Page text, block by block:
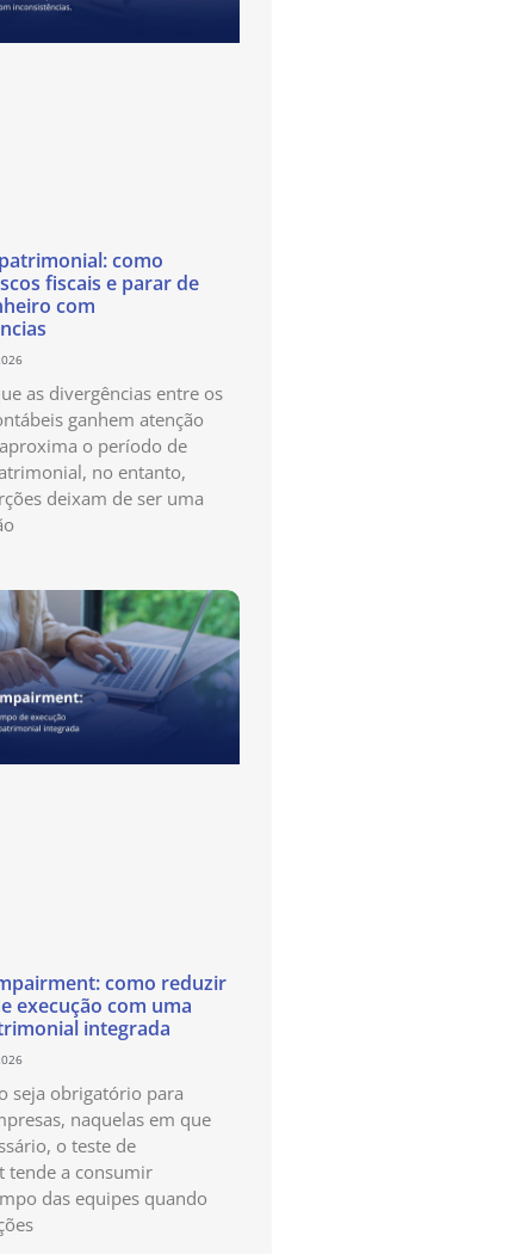
como
fiscais e parar de
com
as divergências entre os
ganhem atenção
o período de
no entanto,
deixam de ser uma
como reduzir
execução com uma
integrada
seja obrigatório para
naquelas em que
o teste de
tende a consumir
das equipes quando